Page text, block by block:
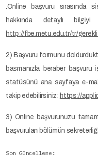
.Online başvuru sırasında
hakkında detaylı bilgiyi
http://fbe.metu.edu.tr/tr/
2) Başvuru formunu
basmanızla beraber başvuru
statüsünü ana sayfaya e-
takip edebilirsiniz: https://
3) Online başvurunuzu
başvurulan bölümün
Son Güncelleme